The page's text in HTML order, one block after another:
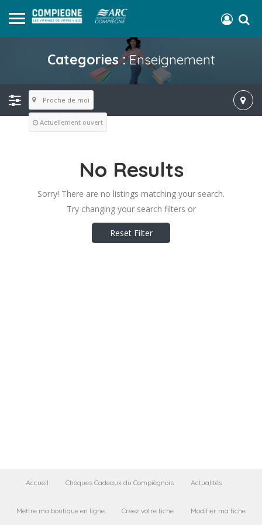
Categories :Enseignement
Proche de moi
Actuellement ouvert
No Results
Sorry! There are no listings matching your search.
Try changing your search filters or
Reset Filter
Accueil Chèques Cadeaux du Compiègnois Actualités
Mettre ma boutique en ligne Créez votre fiche Modifier ma fiche